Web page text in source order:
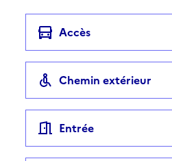
Accès
Chemin extérieur
Entrée